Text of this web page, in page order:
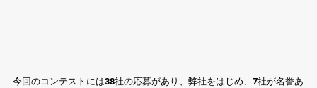
今回のコンテストには38社の応募があり、弊社をはじめ、7社が名誉あ